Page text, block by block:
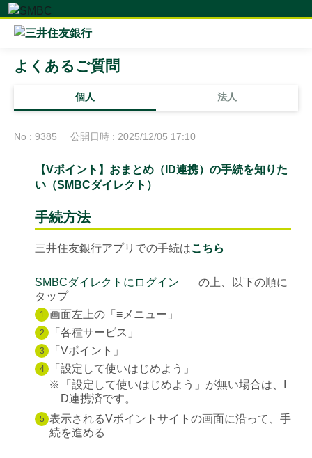
個人 法人
よくあるご質問
No : 9385 公開日時 : 2025/12/05 17:10
【Vポイント】おまとめ（ID連携）の手続を知りた
い（SMBCダイレクト）
手続方法
三井住友銀行アプリでの手続はこちら
SMBCダイレクトにログイン
の上、以下の順に
タップ
1 画面左上の「≡メニュー」
2 「各種サービス」
3 「Vポイント」
4
「設定して使いはじめよう」
※
「設定して使いはじめよう」が無い場合は、I
D連携済です。
5 表示されるVポイントサイトの画面に沿って、手
続を進める